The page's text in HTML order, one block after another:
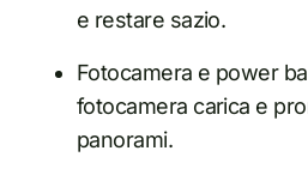
e restare sazio.
Fotocamera e power
fotocamera carica e
panorami.